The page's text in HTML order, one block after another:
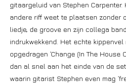
gitaargeluid van Stephen Carpenter.
andere riff weet te plaatsen zonder
liedje, de groove en zijn collega
indrukwekkend. Het echte kippenvel
opgedragen ‘Change (In The House
dan al snel aan het einde van de
waarin gitarist Stephen even mag